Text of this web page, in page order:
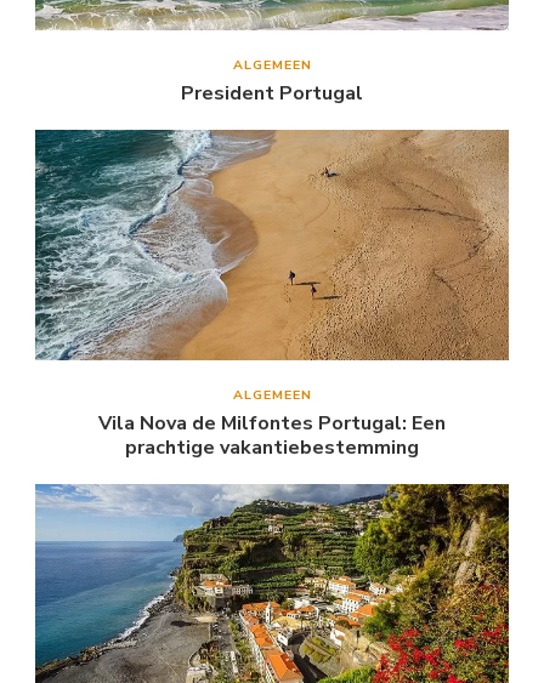
ALGEMEEN
President Portugal
ALGEMEEN
Vila Nova de Milfontes Portugal: Een
prachtige vakantiebestemming